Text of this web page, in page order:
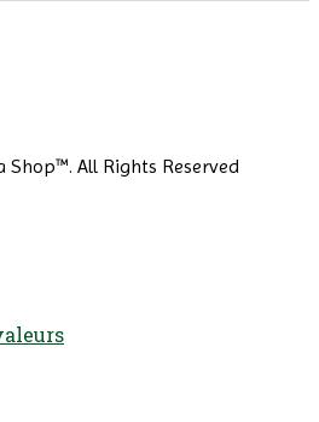
Shop™. All Rights Reserved